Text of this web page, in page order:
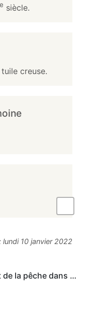
e siècle.
creuse.
lundi 10 janvier 2022
Musée d’histoire locale et de la pêche dans l’estuaire